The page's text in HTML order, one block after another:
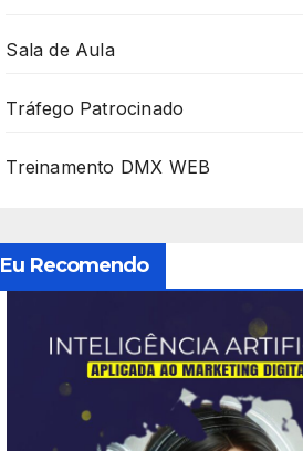
Sala de Aula
Tráfego Patrocinado
Treinamento DMX WEB
Eu Recomendo